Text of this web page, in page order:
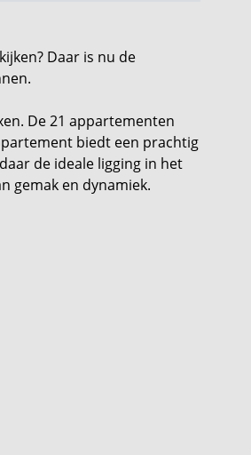
Daar is nu de
De 21 appartementen
biedt een prachtig
de ideale ligging in het
gemak en dynamiek.
je ook doet. Bij de
de andere is een
of hobbyruimte